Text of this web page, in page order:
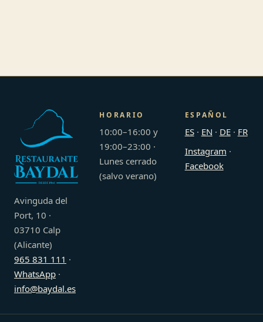
Avinguda del
Port, 10 ·
03710 Calp
(Alicante)
965 831 111 ·
WhatsApp ·
info@baydal.es
HORARIO
10:00–16:00 y
19:00–23:00 ·
Lunes cerrado
(salvo verano)
ESPAÑOL
ES· EN · DE· FR
Instagram ·
Facebook